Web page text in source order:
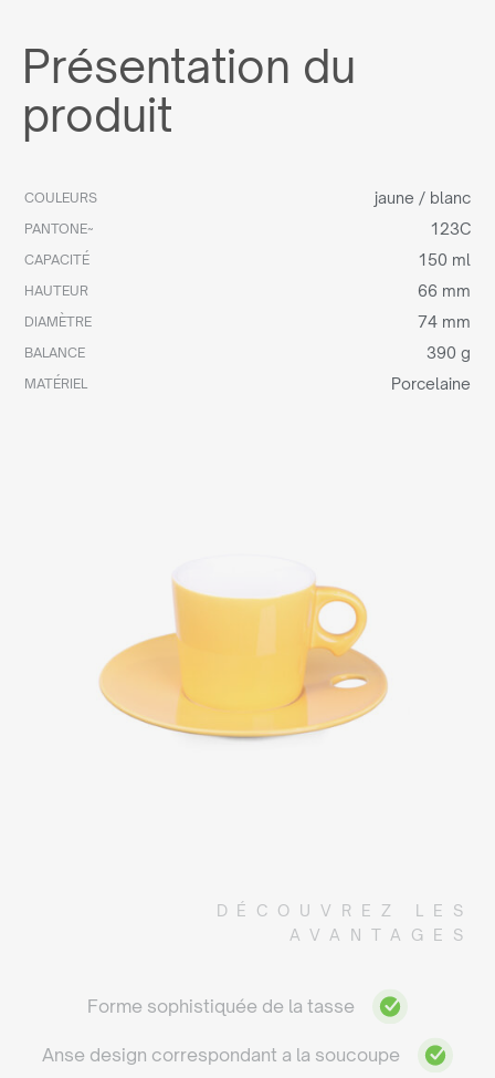
Présentation du
produit
COULEURS jaune / blanc
PANTONE~ 123C
CAPACITÉ 150 ml
HAUTEUR 66 mm
DIAMÈTRE 74 mm
BALANCE 390 g
MATÉRIEL Porcelaine
DÉCOUVREZ LES
AVANTAGES
Forme sophistiquée de la tasse
Anse design correspondant a la soucoupe